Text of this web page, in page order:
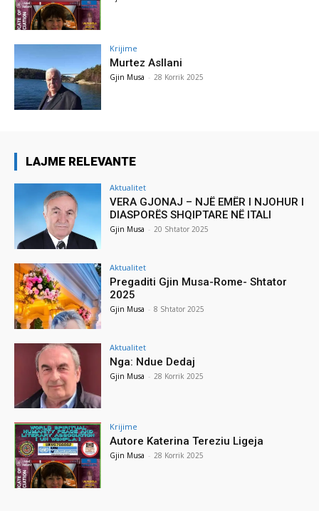
Krijime
Murtez Asllani
Gjin Musa - 28 Korrik 2025
LAJME RELEVANTE
Aktualitet
VERA GJONAJ – NJË EMËR I NJOHUR I
DIASPORËS SHQIPTARE NË ITALI
Gjin Musa - 20 Shtator 2025
Aktualitet
Pregaditi Gjin Musa-Rome- Shtator
2025
Gjin Musa - 8 Shtator 2025
Aktualitet
Nga: Ndue Dedaj
Gjin Musa - 28 Korrik 2025
Krijime
Autore Katerina Tereziu Ligeja
Gjin Musa - 28 Korrik 2025